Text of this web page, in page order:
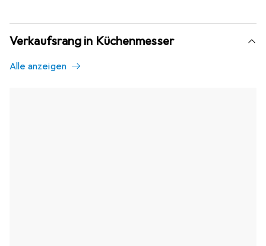
Verkaufsrang in Küchenmesser
Alle anzeigen